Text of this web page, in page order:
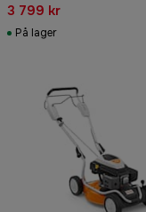
3 799 kr
På lager